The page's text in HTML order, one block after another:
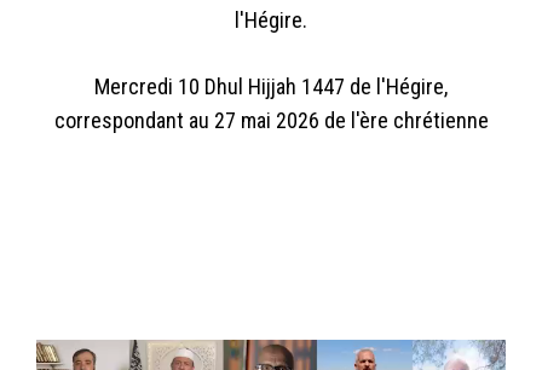
l'Hégire.
Mercredi 10 Dhul Hijjah 1447 de l'Hégire,
correspondant au 27 mai 2026 de l'ère chrétienne